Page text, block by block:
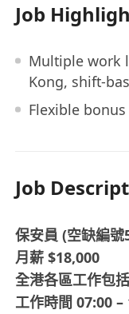
Job
Multiple work
Kong, shift-
Flexible
Job
保安員 (空缺編號
月薪 $18,000
全港各區工作包
工作時間 07:00